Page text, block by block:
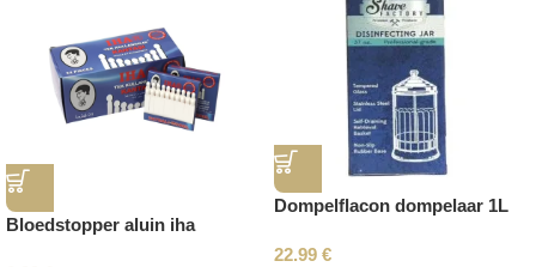
Bloedstopper aluin iha
Dompelflacon dompelaar 1L
22.99 €